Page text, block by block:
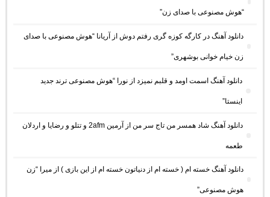
“هوش مصنوعی با صدای زن”
دانلود آهنگ در کارگه کوزه گری رفتم دوش از آریانا “هوش مصنوعی با صدای
زن خیام خوانی بوشهری”
دانلود آهنگ اسمت اومد و قلبم نمیزد از نورا “هوش مصنوعی ترند جدید
اینستا”
دانلود آهنگ شاد همسر من تاج سر من از آرمین 2afm و تتلو و رضایا و اردلان
طعمه
دانلود آهنگ خسته ام ( خسته ام از دنیاتون خسته ام از این بازی ) از میرا “زن
هوش مصنوعی”